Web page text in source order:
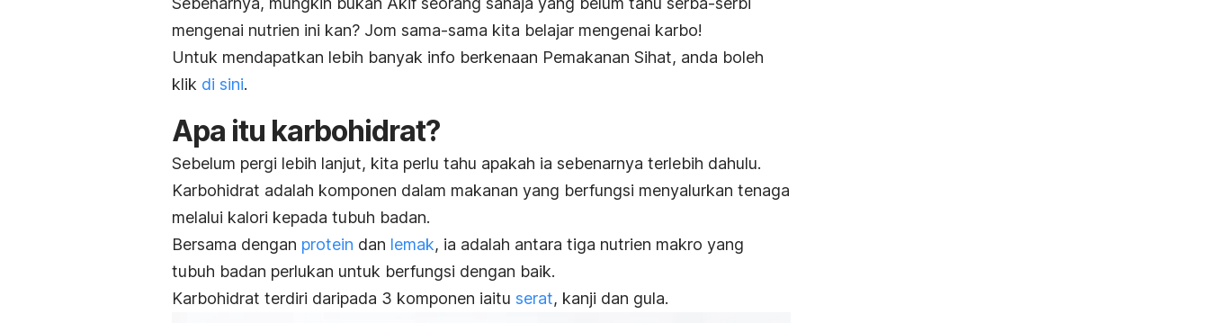
mengenai nutrien ini kan? Jom sama-sama kita belajar mengenai karbo!
Untuk mendapatkan lebih banyak info berkenaan Pemakanan Sihat, anda boleh
klik di sini.
Apa itu karbohidrat?
Sebelum pergi lebih lanjut, kita perlu tahu apakah ia sebenarnya terlebih dahulu.
Karbohidrat adalah komponen dalam makanan yang berfungsi menyalurkan tenaga
melalui kalori kepada tubuh badan.
Bersama dengan protein dan lemak, ia adalah antara tiga nutrien makro yang
tubuh badan perlukan untuk berfungsi dengan baik.
Karbohidrat terdiri daripada 3 komponen iaitu serat, kanji dan gula.